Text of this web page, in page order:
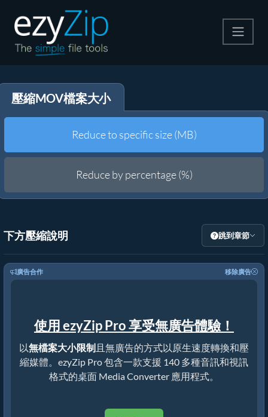
解壓縮
其他工具
壓縮MOV檔案大小
Reduce to specific size (MB)
Reduce by percentage (%)
下方壓縮說明 跳到章節
廣告合作 移除廣告
使用 ezyZip Pro 享受無廣告體驗！
以無檔案大小限制且無廣告的方式以原生速度轉換和壓
縮媒體。ezyZip Pro 包含一款支援 140 多種音訊和視訊
格式的桌面 Media Converter 應用程式。